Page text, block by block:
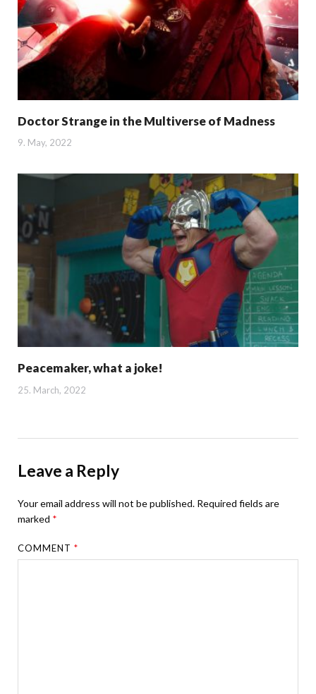
Doctor Strange in the Multiverse of Madness
9. May, 2022
Peacemaker, what a joke!
25. March, 2022
Leave a Reply
Your email address will not be published. Required fields are
marked *
COMMENT*